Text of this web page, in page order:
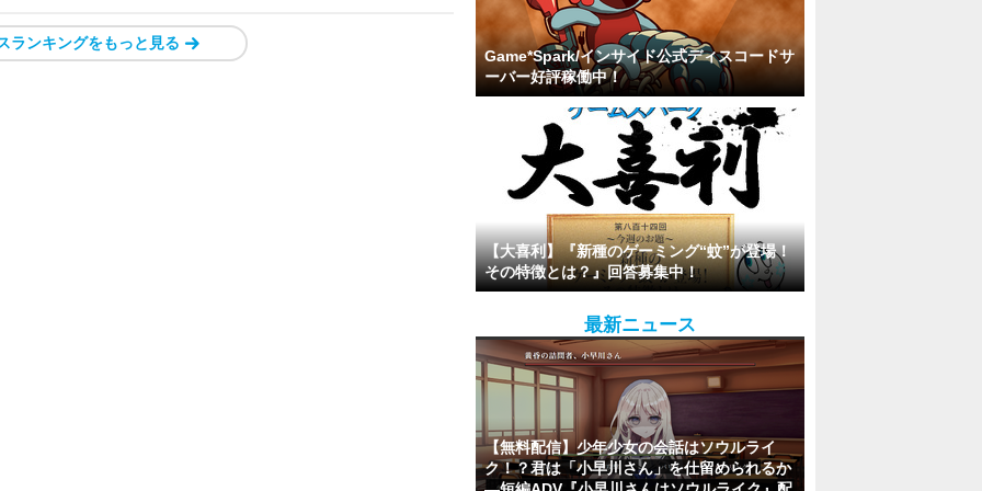
ランキングをもっと見る
Game*Spark/インサイド公式ディスコードサ
ーバー好評稼働中！
【大喜利】『新種のゲーミング“蚊”が登場！
その特徴とは？』回答募集中！
最新ニュース
【無料配信】少年少女の会話はソウルライ
ク！？君は「小早川さん」を仕留められるか